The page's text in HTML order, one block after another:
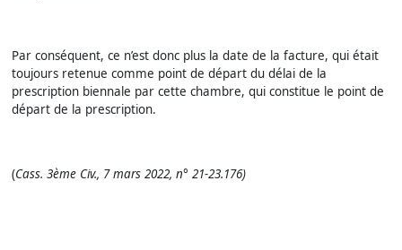
Par conséquent, ce n’est donc plus la date de la facture, qui était
toujours retenue comme point de départ du délai de la
prescription biennale par cette chambre, qui constitue le point de
départ de la prescription.
(Cass. 3ème Civ., 7 mars 2022, n° 21-23.176)